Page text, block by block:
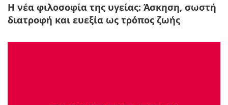
Η νέα φιλοσοφία της υγείας: Άσκηση, σωστή
διατροφή και ευεξία ως τρόπος ζωής